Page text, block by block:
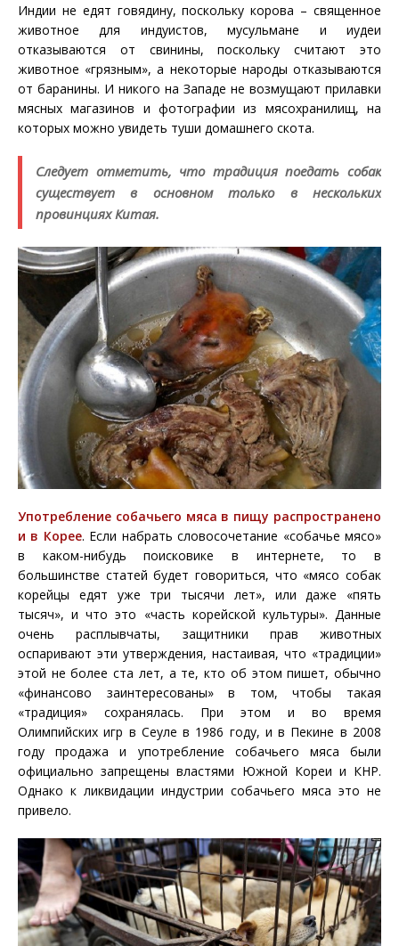
Индии не едят говядину, поскольку корова – священное
животное для индуистов, мусульмане и иудеи
отказываются от свинины, поскольку считают это
животное «грязным», а некоторые народы отказываются
от баранины. И никого на Западе не возмущают прилавки
мясных магазинов и фотографии из мясохранилищ, на
которых можно увидеть туши домашнего скота.
Следует отметить, что традиция поедать собак
существует в основном только в нескольких
провинциях Китая.
Употребление собачьего мяса в пищу распространено
и в Корее. Если набрать словосочетание «собачье мясо»
в каком-нибудь поисковике в интернете, то в
большинстве статей будет говориться, что «мясо собак
корейцы едят уже три тысячи лет», или даже «пять
тысяч», и что это «часть корейской культуры». Данные
очень расплывчаты, защитники прав животных
оспаривают эти утверждения, настаивая, что «традиции»
этой не более ста лет, а те, кто об этом пишет, обычно
«финансово заинтересованы» в том, чтобы такая
«традиция» сохранялась. При этом и во время
Олимпийских игр в Сеуле в 1986 году, и в Пекине в 2008
году продажа и употребление собачьего мяса были
официально запрещены властями Южной Кореи и КНР.
Однако к ликвидации индустрии собачьего мяса это не
привело.